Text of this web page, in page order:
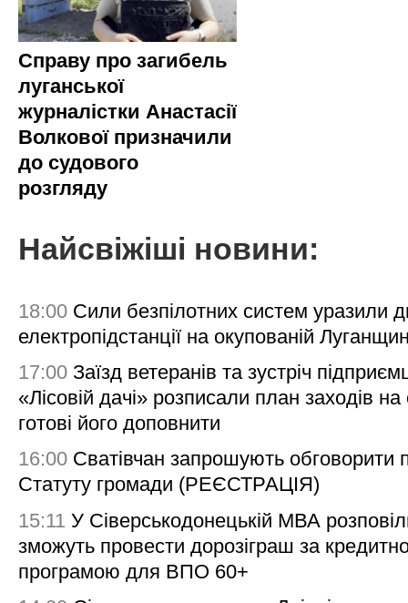
Справу про загибель
луганської
журналістки Анастасії
Волкової призначили
до судового
розгляду
Найсвіжіші новини:
18:00 Сили безпілотних систем уразили
електропідстанції на окупованій
17:00 Заїзд ветеранів та зустріч
«Лісовій дачі» розписали план заходів на
готові його доповнити
16:00 Сватівчан запрошують обговорити
Статуту громади (РЕЄСТРАЦІЯ)
15:11 У Сіверськодонецькій МВА
зможуть провести дорозіграш за
програмою для ВПО 60+